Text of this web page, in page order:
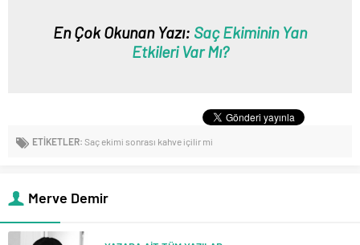
En Çok Okunan Yazı: Saç Ekiminin Yan
Etkileri Var Mı?
ETİKETLER: Saç ekimi sonrası kahve içilir mi
Merve Demir